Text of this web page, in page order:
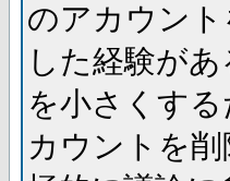
のアカウン
した経験が
を小さくす
カウントを